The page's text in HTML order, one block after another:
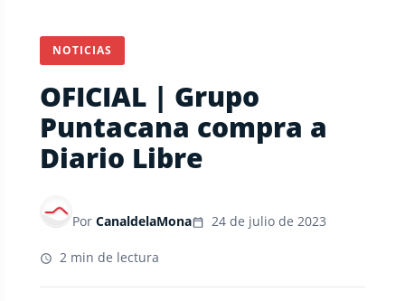
NOTICIAS
OFICIAL | Grupo
Puntacana compra a
Diario Libre
Por CanaldelaMona 24 de julio de 2023
2 min de lectura